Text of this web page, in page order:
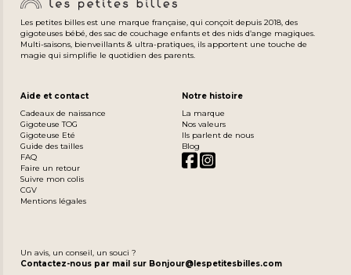
Les petites billes est une marque française, qui conçoit depuis 2018, des
gigoteuses bébé, des sac de couchage enfants et des nids d’ange magiques.
Multi-saisons, bienveillants & ultra-pratiques, ils apportent une touche de
magie qui simplifie le quotidien des parents.
Aide et contact
Cadeaux de naissance
Gigoteuse TOG
Gigoteuse Eté
Guide des tailles
FAQ
Faire un retour
Suivre mon colis
CGV
Mentions légales
Notre histoire
La marque
Nos valeurs
Ils parlent de nous
Blog
Un avis, un conseil, un souci ?
Contactez-nous par mail sur Bonjour@lespetitesbilles.com